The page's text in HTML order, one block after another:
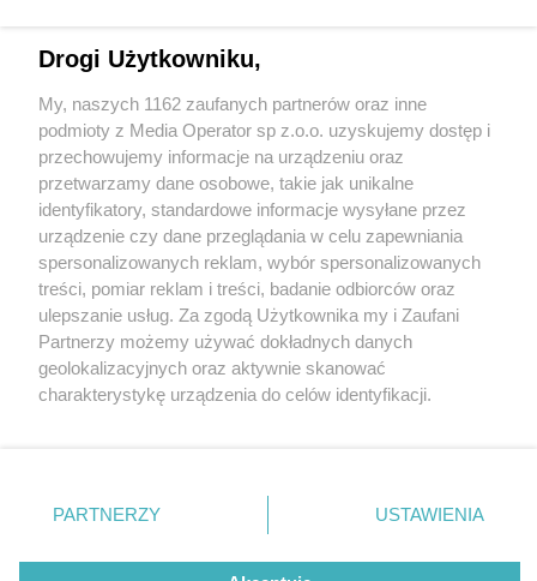
Wydawca mediówlokalnych
Nie zapomnij
zapoznać się z:
polityką prywatności regulamin korzystania z portali
Twojemiasto
Piekary Śląskie
Chorzów
Tarnowskie Góry
Gliwice
Skontakuj sięz nami
Kontakt
Wydawca
Redakcja
Drogi Użytkowniku,
My, naszych 1162 zaufanych partnerów oraz inne
podmioty z Media Operator sp z.o.o. uzyskujemy dostęp i
przechowujemy informacje na urządzeniu oraz
przetwarzamy dane osobowe, takie jak unikalne
identyfikatory, standardowe informacje wysyłane przez
urządzenie czy dane przeglądania w celu zapewniania
spersonalizowanych reklam, wybór spersonalizowanych
treści, pomiar reklam i treści, badanie odbiorców oraz
ulepszanie usług. Za zgodą Użytkownika my i Zaufani
Partnerzy możemy używać dokładnych danych
geolokalizacyjnych oraz aktywnie skanować
charakterystykę urządzenia do celów identyfikacji.
zmienić/wycofać klikając przycisk ustawień prywatności
znajdujący się w lewym dolnym rogu strony
rodzaje przetwarzania danych nie wymagają zgody
PARTNERZY USTAWIENIA